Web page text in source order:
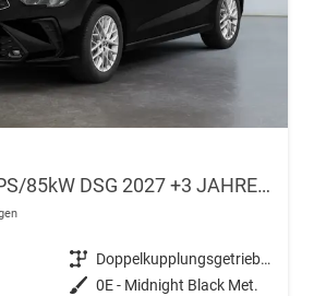
FR 1.0 TSI 116PS/85kW DSG 2027 +3 JAHRE ERW. GARANTIE+18" ALU PERFORMANCE+KESSY+FULL LED+SAFE&DRIVING XL+ANHÄNGER VORBEREITUNG+10,25" DIGITAL COCKPIT
Getriebe
Doppelkupplungsgetriebe (DSG)
Außenfarbe 0E - Midnight Black Met.